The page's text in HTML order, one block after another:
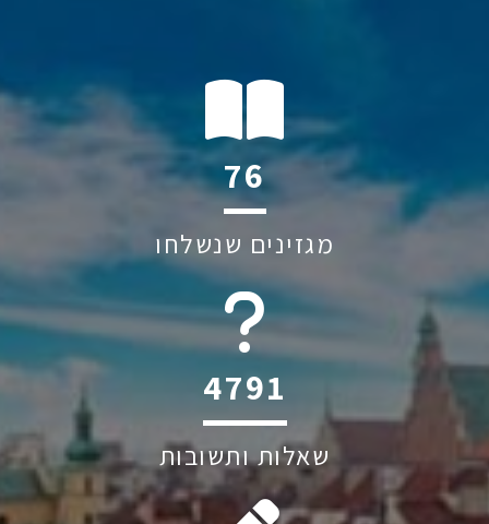
114
מגזינים שנשלחו
6045
שאלות ותשובות